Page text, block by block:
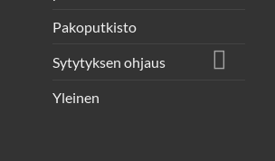
Pakoputkisto
Sytytyksen ohjaus
Yleinen